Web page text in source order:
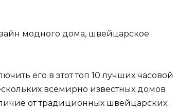
модного дома, швейцарское
его в этот топ 10 лучших часовой
всемирно известных домов
от традиционных швейцарских